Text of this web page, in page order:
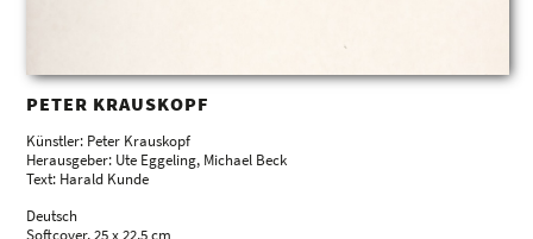
PETER KRAUSKOPF
Künstler: Peter Krauskopf
Herausgeber: Ute Eggeling, Michael Beck
Text: Harald Kunde
Deutsch
Softcover, 25 x 22,5 cm